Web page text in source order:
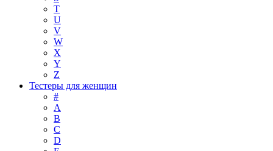
T
U
V
W
X
Y
Z
Тестеры для женщин
#
A
B
C
D